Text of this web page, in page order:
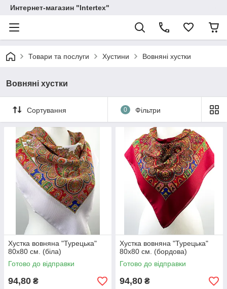
Интернет-магазин "Intertex"
Товари та послуги Хустини Вовняні хустки
Вовняні хустки
Сортування 0 Фільтри
Хустка вовняна "Турецька"
80х80 см. (біла)
Готово до відправки
94,80 ₴
Хустка вовняна "Турецька"
80х80 см. (бордова)
Готово до відправки
94,80 ₴